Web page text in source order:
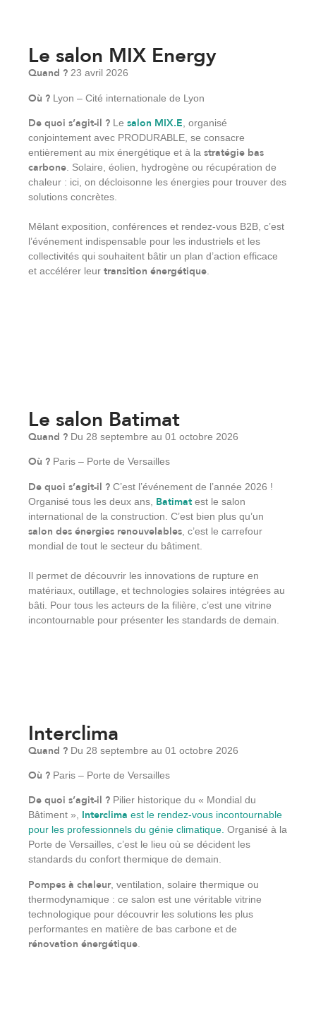
Le salon MIX Energy
Quand ? 23 avril 2026
Où ? Lyon – Cité internationale de Lyon
De quoi s’agit-il ? Le salon MIX.E , organisé
conjointement avec PRODURABLE, se consacre
entièrement au mix énergétique et à la stratégie bas
carbone . Solaire, éolien, hydrogène ou récupération de
chaleur : ici, on décloisonne les énergies pour trouver des
solutions concrètes.
Mêlant exposition, conférences et rendez-vous B2B, c’est
l’événement indispensable pour les industriels et les
collectivités qui souhaitent bâtir un plan d’action efficace
et accélérer leur transition énergétique
Le salon Batimat
Quand ? Du 28 septembre au 01 octobre 2026
Où ? Paris – Porte de Versailles
De quoi s’agit-il ? C’est l’événement de l’année 2026 !
Organisé tous les deux ans, Batimat est le salon
international de la construction. C’est bien plus qu’un
salon des énergies renouvelables , c’est le carrefour
mondial de tout le secteur du bâtiment.
Il permet de découvrir les innovations de rupture en
matériaux, outillage, et technologies solaires intégrées au
bâti. Pour tous les acteurs de la filière, c’est une vitrine
incontournable pour présenter les standards de demain.
Interclima
Quand ? Du 28 septembre au 01 octobre 2026
Où ? Paris – Porte de Versailles
De quoi s’agit-il ? Pilier historique du « Mondial du
Bâtiment », Interclima est le rendez-vous incontournable
pour les professionnels du génie climatique. Organisé à la
Porte de Versailles, c’est le lieu où se décident les
standards du confort thermique de demain.
Pompes à chaleur, ventilation, solaire thermique ou
thermodynamique : ce salon est une véritable vitrine
technologique pour découvrir les solutions les plus
performantes en matière de bas carbone et de
rénovation énergétique